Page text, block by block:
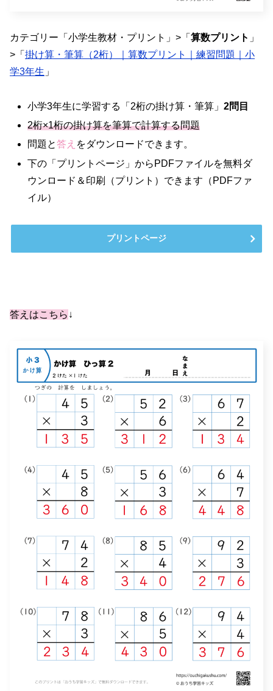
カテゴリー「小学生教材・プリント」>「 算数プリント 」
>「 掛け算・筆算（2桁）｜算数プリント｜練習問題｜小
学3年生 」
小学3年生に学習する「2桁の掛け算・筆算」2問目
2桁×1桁の掛け算を筆算で計算する問題
問題と答え をダウンロードできます。
下の「プリントページ」からPDFファイルを無料ダ
ウンロード＆印刷（プリント）できます（PDFファ
イル）
プリントページ
答えはこちら ↓